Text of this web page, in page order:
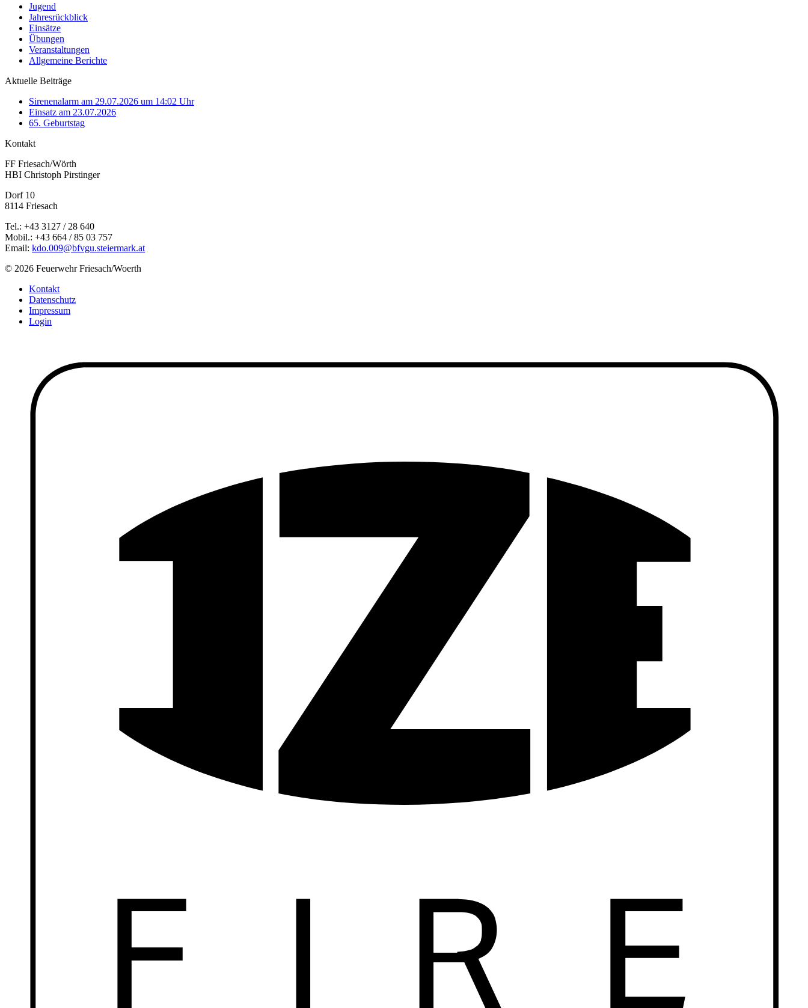
Jugend
Jahresrückblick
Einsätze
Übungen
Veranstaltungen
Allgemeine Berichte
Aktuelle Beiträge
Sirenenalarm am 29.07.2026 um 14:02 Uhr
Einsatz am 23.07.2026
65. Geburtstag
Kontakt
FF Friesach/Wörth
HBI Christoph Pirstinger
Dorf 10
8114 Friesach
Tel.: +43 3127 / 28 640
Mobil.: +43 664 / 85 03 757
Email: kdo.009@bfvgu.steiermark.at
© 2026 Feuerwehr Friesach/Woerth
Kontakt
Datenschutz
Impressum
Login